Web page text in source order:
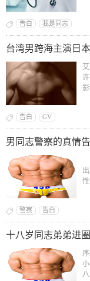
告白 我是同志
台湾男跨海主演日
告白 GV
男同志警察的真情
警察 告白
十八岁同志弟弟进